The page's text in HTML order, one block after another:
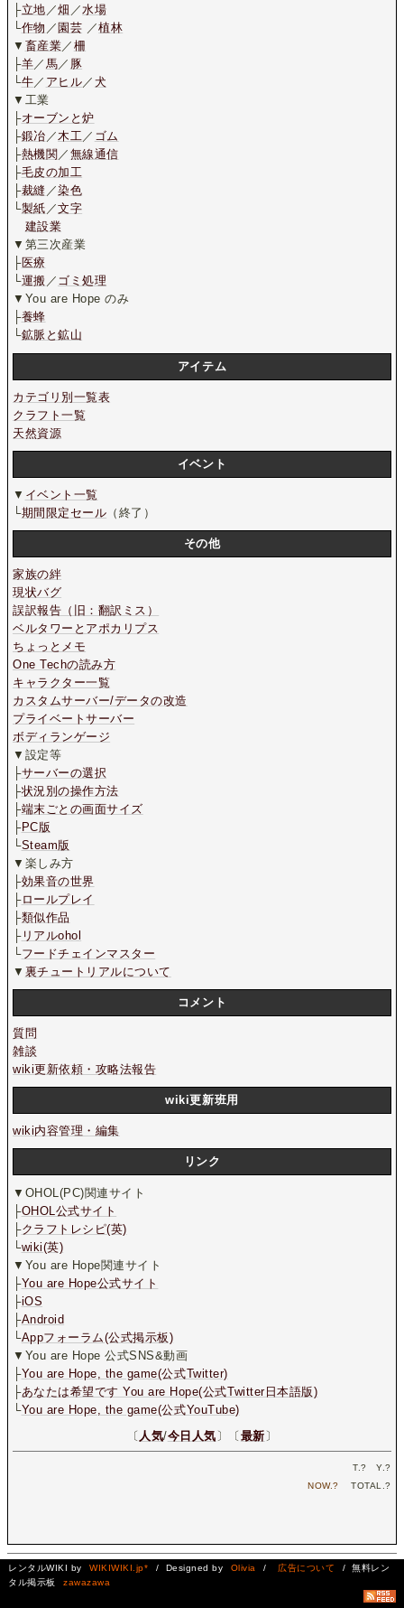
├立地 ／畑 ／水場
└作物 ／ 園芸 ／植林
▼ 畜産業／ 柵
├羊／ 馬／ 豚
└牛／ アヒル／ 犬
▼工業
├オーブンと炉
├鍛冶 ／木工／ ゴム
├熱機関 ／ 無線通信
├毛皮の加工
├裁縫 ／染色
└製紙 ／文字
建設業
▼第三次産業
├医療
└運搬 ／ ゴミ処理
▼You are Hope のみ
├養蜂
└鉱脈と鉱山
アイテム
カテゴリ別一覧表
クラフト一覧
天然資源
イベント
▼ イベント一覧
└期間限定セール （終了）
その他
家族の絆
現状バグ
誤訳報告（旧：翻訳ミス）
ベルタワーとアポカリプス
ちょっとメモ
One Techの読み方
キャラクター一覧
カスタムサーバー/データの改造
プライベートサーバー
ボディランゲージ
▼設定等
├サーバーの選択
├状況別の操作方法
├端末ごとの画面サイズ
├PC版
└Steam版
▼楽しみ方
├効果音の世界
├ロールプレイ
├類似作品
├リアルohol
└フードチェインマスター
▼ 裏チュートリアルについて
コメント
質問
雑談
wiki更新依頼・攻略法報告
wiki更新班用
wiki内容管理・編集
リンク
▼OHOL(PC)関連サイト
├OHOL公式サイト
├クラフトレシピ(英)
└wiki(英)
▼You are Hope関連サイト
├You are Hope公式サイト
├iOS
├Android
└Appフォーラム(公式掲示板)
▼You are Hope 公式SNS&動画
├You are Hope, the game(公式Twitter)
├あなたは希望です You are Hope(公式Twitter日本語版)
└You are Hope, the game(公式YouTube)
〔 人気/今日人気〕〔最新〕
T.? Y.?
NOW.? TOTAL.?
レンタルWIKI by WIKIWIKI.jp* / Designed by Olivia / 広告について
/ 無料レン
タル掲示板
zawazawa